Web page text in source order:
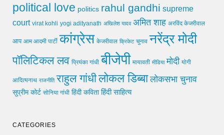
political love politics rahul gandhi supreme
court virat kohli yogi adityanath अखिलेश यादव अमित शाह अरविंद केजरीवाल
आप आम आदमी पार्टी कांग्रेस केजरीवाल क्रिकेट चुनाव नरेंद्र मोदी
पॉलिटिकल लव प्रियंका गांधी बीजेपी मायावती मीडिया मोदी योगी
आदित्यनाथ राजनीति राहुल गांधीलोकल डिब्बा लोकसभा चुनाव
सुप्रीम कोर्ट सोनिया गांधी हिंदी कविता हिंदी साहित्य
CATEGORIES